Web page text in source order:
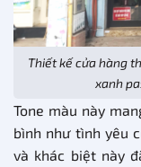
Thiết kế cửa hàng
xanh
Tone màu này
bình như tình yêu
và khác biệt này